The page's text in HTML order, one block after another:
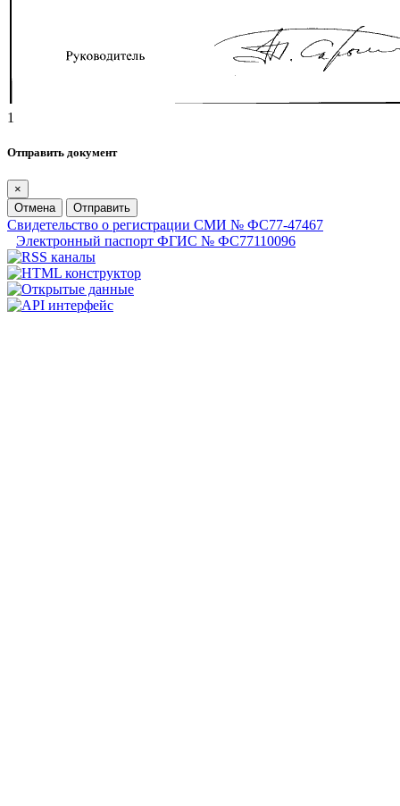
1
Отправить документ
×
Отмена
Отправить
Свидетельство о регистрации СМИ № ФС77-47467
Электронный паспорт ФГИС № ФС77110096